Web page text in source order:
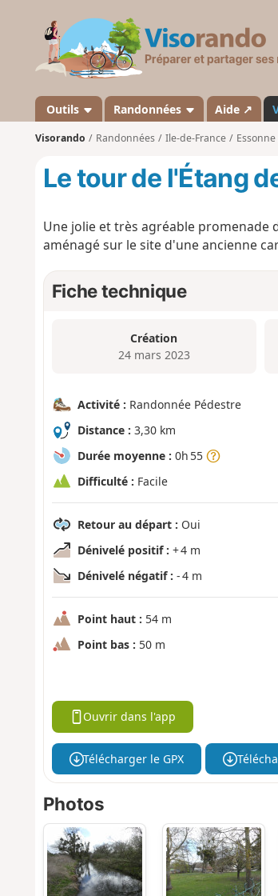
Outils Randonnées Aide ↗
Visorando Randonnées Ile-de-France Essonne
Le tour de l'Étang
Une jolie et très agréable promenade
aménagé sur le site d'une ancienne
Fiche technique
Création
24 mars 2023
Activité : Randonnée Pédestre
Distance : 3,30 km
Durée moyenne : 0h 55
Difficulté : Facile
Retour au départ : Oui
Dénivelé positif : + 4 m
Dénivelé négatif : - 4 m
Point haut : 54 m
Point bas : 50 m
Ouvrir dans l'app
Télécharger le GPX
Photos